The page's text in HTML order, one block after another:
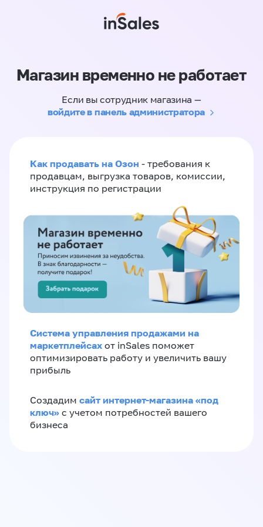
Магазин временно не работает
Если вы сотрудник магазина —
войдите в панель администратора
Как продавать на Озон - требования к
продавцам, выгрузка товаров, комиссии,
инструкция по регистрации
Система управления продажами на
маркетплейсах от inSales поможет
оптимизировать работу и увеличить вашу
прибыль
Создадим сайт интернет-магазина «под
ключ» с учетом потребностей вашего
бизнеса